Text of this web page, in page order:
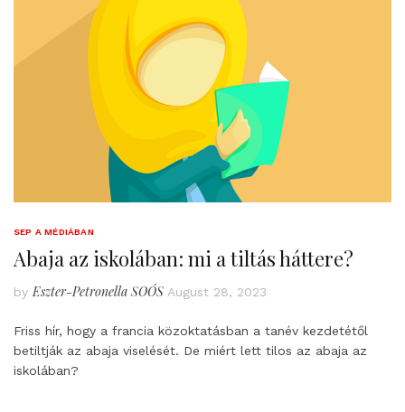
SEP A MÉDIÁBAN
Abaja az iskolában: mi a tiltás háttere?
by Eszter-Petronella SOÓS August 28, 2023
Friss hír, hogy a francia közoktatásban a tanév kezdetétől
betiltják az abaja viselését. De miért lett tilos az abaja az
iskolában?